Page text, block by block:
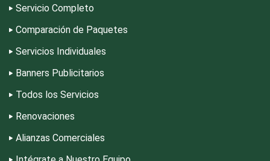
Escuelas de Idiomas
Escuelas de Manejo
Escuelas de Masaje y Quiropráctica
Escuelas y Academias
Servicio Completo
Comparación de Paquetes
Servicios Individuales
Banners Publicitarios
Todos los Servicios
Renovaciones
Alianzas Comerciales